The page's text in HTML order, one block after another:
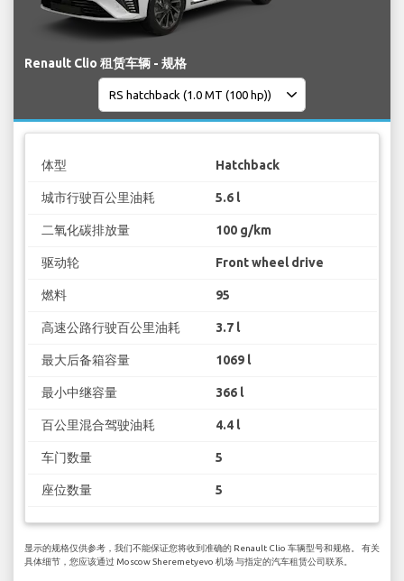
Renault Clio 租赁车辆 - 规格
体型 Hatchback
城市行驶百公里油耗 5.6 l
二氧化碳排放量 100 g/km
驱动轮 Front wheel drive
燃料 95
高速公路行驶百公里油耗 3.7 l
最大后备箱容量 1069 l
最小中继容量 366 l
百公里混合驾驶油耗 4.4 l
车门数量 5
座位数量 5
显示的规格仅供参考，我们不能保证您将收到准确的 Renault Clio 车辆型号和规格。 有关
具体细节，您应该通过 Moscow Sheremetyevo 机场 与指定的汽车租赁公司联系。